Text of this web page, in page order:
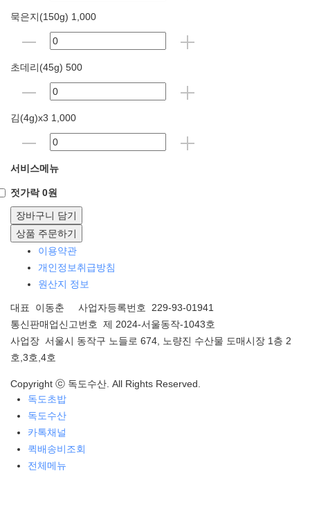
묵은지(150g) 1,000
초데리(45g) 500
김(4g)x3 1,000
서비스메뉴
젓가락 0원
장바구니 담기
상품 주문하기
이용약관
개인정보취급방침
원산지 정보
대표 이동춘 사업자등록번호 229-93-01941
통신판매업신고번호 제 2024-서울동작-1043호
사업장 서울시 동작구 노들로 674, 노량진 수산물 도매시장 1층 2
호,3호,4호
Copyright ⓒ 독도수산. All Rights Reserved.
독도초밥
독도수산
카톡채널
퀵배송비조회
전체메뉴